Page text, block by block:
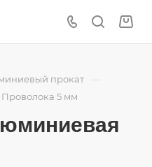
прокат —
Проволока 5 мм